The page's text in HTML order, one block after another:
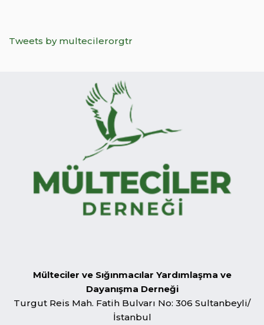
Tweets by multecilerorgtr
Mülteciler ve Sığınmacılar Yardımlaşma ve
Dayanışma Derneği
Turgut Reis Mah. Fatih Bulvarı No: 306 Sultanbeyli/
İstanbul